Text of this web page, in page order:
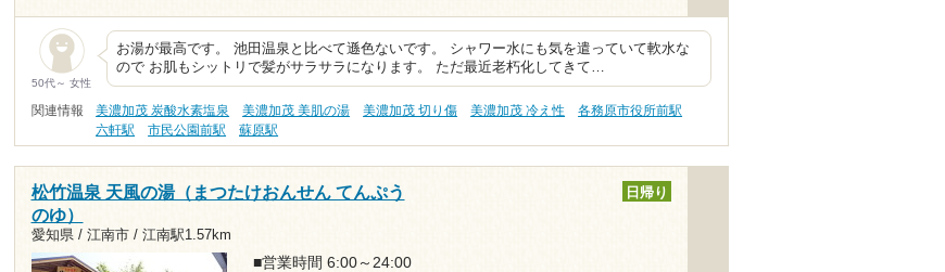
50代～ 女性
お湯が最高です。 池田温泉と比べて遜色ないです。 シャワー水にも気を遣っていて軟水な
ので お肌もシットリで髪がサラサラになります。 ただ最近老朽化してきて…
関連情報 美濃加茂 炭酸水素塩泉 美濃加茂 美肌の湯 美濃加茂 切り傷 美濃加茂 冷え性
各務原市役所前駅
六軒駅
市民公園前駅 蘇原駅
松竹温泉 天風の湯（まつたけおんせん てんぷう
のゆ）
愛知県 / 江南市 / 江南駅1.57km
日帰り
■営業時間 6:00～24:00